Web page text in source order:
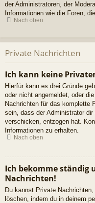
der Administratoren, der
Informationen wie die Foren,
Nach oben
Private Nachrichten
Ich kann keine
Hierfür kann es drei Gründe
oder nicht angemeldet, oder
Nachrichten für das komplette
sein, dass der Administrator
verschicken, entzogen hat.
Informationen zu erhalten.
Nach oben
Ich bekomme ständig
Nachrichten!
Du kannst Private
löschen, indem du in deinem